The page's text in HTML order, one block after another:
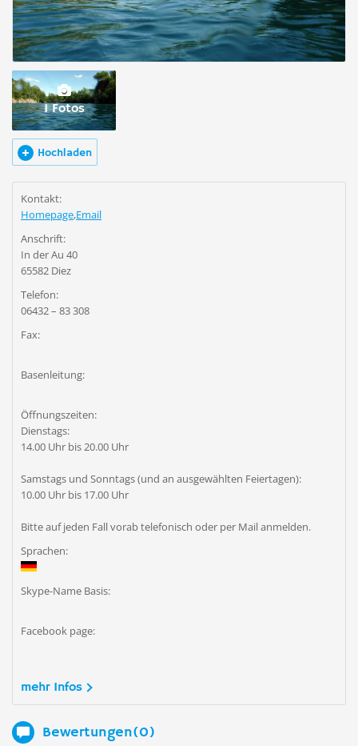
1 Fotos
Hochladen
Kontakt:
Homepage,Email
Anschrift:
In der Au 40
65582 Diez
Telefon:
06432 – 83 308
Fax:
Basenleitung:
Öffnungszeiten:
Dienstags:
14.00 Uhr bis 20.00 Uhr
Samstags und Sonntags (und an ausgewählten Feiertagen):
10.00 Uhr bis 17.00 Uhr
Bitte auf jeden Fall vorab telefonisch oder per Mail anmelden.
Sprachen:
Skype-Name Basis:
Facebook page:
mehr Infos
Bewertungen(0)